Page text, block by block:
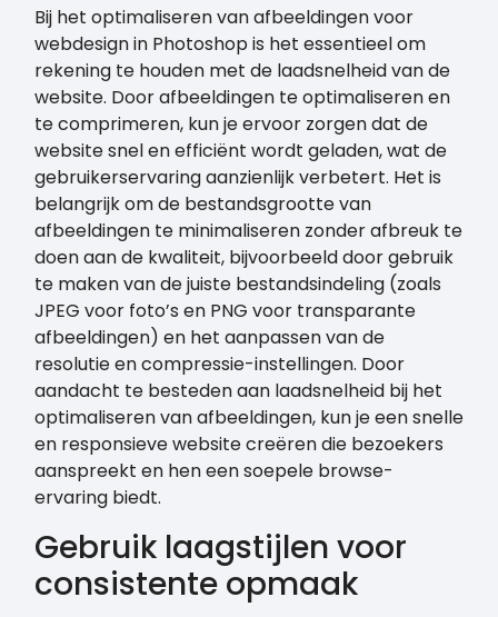
Bij het optimaliseren van afbeeldingen voor
webdesign in Photoshop is het essentieel om
rekening te houden met de laadsnelheid van de
website. Door afbeeldingen te optimaliseren en
te comprimeren, kun je ervoor zorgen dat de
website snel en efficiënt wordt geladen, wat de
gebruikerservaring aanzienlijk verbetert. Het is
belangrijk om de bestandsgrootte van
afbeeldingen te minimaliseren zonder afbreuk te
doen aan de kwaliteit, bijvoorbeeld door gebruik
te maken van de juiste bestandsindeling (zoals
JPEG voor foto’s en PNG voor transparante
afbeeldingen) en het aanpassen van de
resolutie en compressie-instellingen. Door
aandacht te besteden aan laadsnelheid bij het
optimaliseren van afbeeldingen, kun je een snelle
en responsieve website creëren die bezoekers
aanspreekt en hen een soepele browse-
ervaring biedt.
Gebruik laagstijlen voor
consistente opmaak